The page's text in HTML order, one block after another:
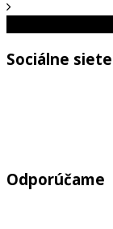
Sociálne siete
Odporúčame